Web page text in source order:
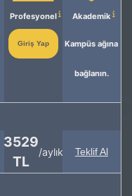
Profesyonel
Giriş Yap
Akademik
Kampüs ağına
bağlanın.
3529
TL
/aylık Teklif Al